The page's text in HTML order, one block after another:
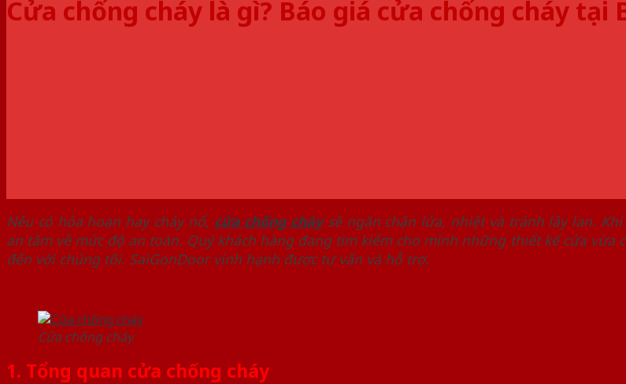
Cửa chống cháy là gì? Báo giá cửa chống cháy tại
Nếu có hỏa hoạn hay cháy nổ, cửa chống cháysẽ ngăn chặn lửa, nhiệt và tránh lây lan.
an tâm về mức độ an toàn. Quý khách hàng đang tìm kiếm cho mình những thiết kế cửa vừa
đến với chúng tôi. SaiGonDoor vinh hạnh được tư vấn và hỗ trợ.
Cửa chống cháy
1. Tổng quan cửa chống cháy